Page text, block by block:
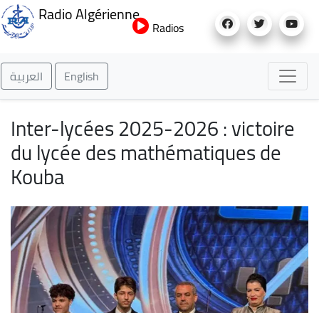
au
Radio Algérienne
Radios
العربية English
Inter-lycées 2025-2026 : victoire
du lycée des mathématiques de
Kouba